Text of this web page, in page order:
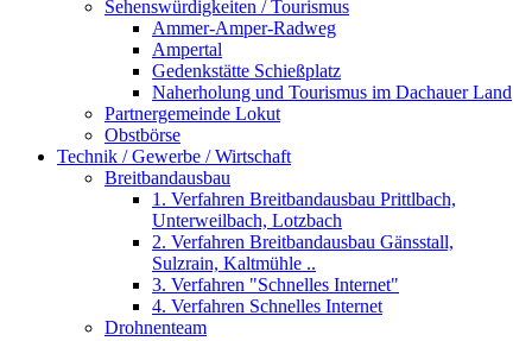
Sehenswürdigkeiten / Tourismus
Ammer-Amper-Radweg
Ampertal
Gedenkstätte Schießplatz
Naherholung und Tourismus im Dachauer Land
Partnergemeinde Lokut
Obstbörse
Technik / Gewerbe / Wirtschaft
Breitbandausbau
1. Verfahren Breitbandausbau Prittlbach,
Unterweilbach, Lotzbach
2. Verfahren Breitbandausbau Gänsstall,
Sulzrain, Kaltmühle ..
3. Verfahren "Schnelles Internet"
4. Verfahren Schnelles Internet
Drohnenteam